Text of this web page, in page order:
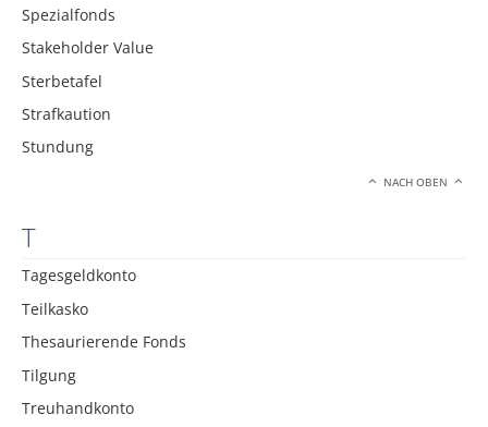
Spezialfonds
Stakeholder Value
Sterbetafel
Strafkaution
Stundung
NACH OBEN
T
Tagesgeldkonto
Teilkasko
Thesaurierende Fonds
Tilgung
Treuhandkonto